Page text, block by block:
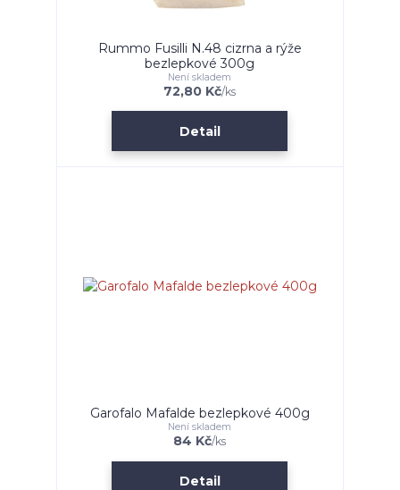
Rummo Fusilli N.48 cizrna a rýže
bezlepkové 300g
72,80 Kč/ks
Není skladem
Detail
Garofalo Mafalde bezlepkové 400g
84 Kč/ks
Není skladem
Detail